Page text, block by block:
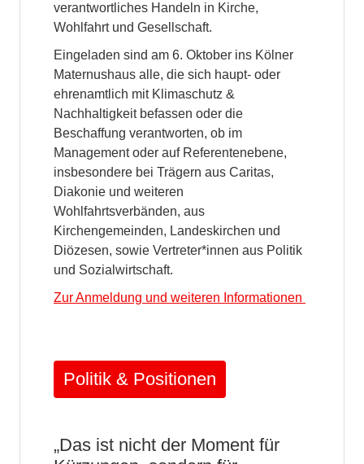
verantwortliches Handeln in Kirche,
Wohlfahrt und Gesellschaft.
Eingeladen sind am 6. Oktober ins Kölner
Maternushaus alle, die sich haupt- oder
ehrenamtlich mit Klimaschutz &
Nachhaltigkeit befassen oder die
Beschaffung verantworten, ob im
Management oder auf Referentenebene,
insbesondere bei Trägern aus Caritas,
Diakonie und weiteren
Wohlfahrtsverbänden, aus
Kirchengemeinden, Landeskirchen und
Diözesen, sowie Vertreter*innen aus Politik
und Sozialwirtschaft.
Zur Anmeldung und weiteren Informationen
Politik & Positionen
„Das ist nicht der Moment für